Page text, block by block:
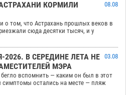
КОРМИЛИ
08.08
о том, что Астрахань прошлых веков в
сюда десятки тысяч, и у
В СЕРЕДИНЕ ЛЕТА НЕ
МЭРА
03.08
вспомнить — каким он был в этот
симптомы остались на месте — пляж